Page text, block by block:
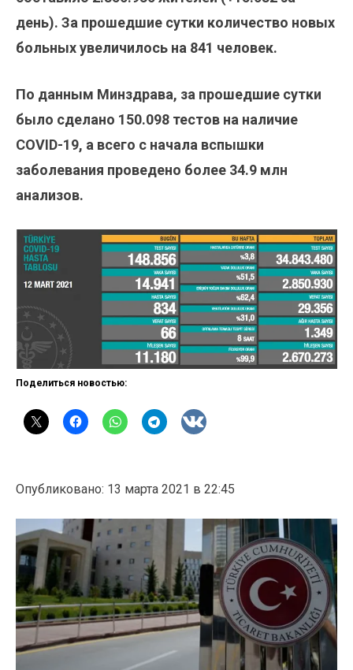
день). За прошедшие сутки количество новых
больных увеличилось на 841 человек.
По данным Минздрава, за прошедшие сутки
было сделано 150.098 тестов на наличие
COVID-19, а всего с начала вспышки
заболевания проведено более 34.9 млн
анализов.
Поделиться новостью:
Опубликовано: 13 марта 2021 в 22:45